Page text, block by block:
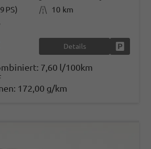
PS) Kilometerstand 10 km
Details
7,60 l/100km
172,00 g/km